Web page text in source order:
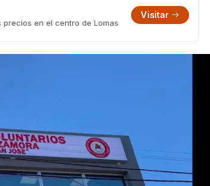
precios en el centro de Lomas
Visitar